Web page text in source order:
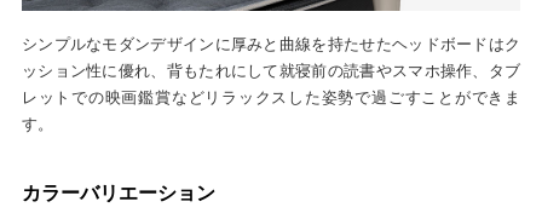
シンプルなモダンデザインに厚みと曲線を持たせたヘッドボードはク
ッション性に優れ、背もたれにして就寝前の読書やスマホ操作、タブ
レットでの映画鑑賞などリラックスした姿勢で過ごすことができま
す。
カラーバリエーション